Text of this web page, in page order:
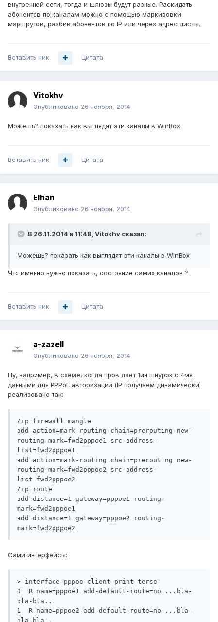
внутренней сети, тогда и шлюзы будут разные. Раскидать
абонентов по каналам можно с помощью маркировки
маршрутов, разбив абонентов по IP или через адрес листы.
Вставить ник Цитата
Vitokhv
Опубликовано 26 ноября, 2014
Можешь? показать как выглядят эти каналы в WinBox
Вставить ник Цитата
Elhan
Опубликовано 26 ноября, 2014
В 26.11.2014 в 11:48, Vitokhv сказал:
Можешь? показать как выглядят эти каналы в WinBox
Что именно нужно показать, состояние самих каналов ?
Вставить ник Цитата
a-zazell
Опубликовано 26 ноября, 2014
Ну, например, в схеме, когда пров дает 1ин шнурок с 4мя
данными для PPPoE авторизации (IP получаем динамически)
реализовано так:
/ip firewall mangle
add action=mark-routing chain=prerouting new-
routing-mark=fwd2pppoe1 src-address-
list=fwd2pppoe1
add action=mark-routing chain=prerouting new-
routing-mark=fwd2pppoe2 src-address-
list=fwd2pppoe2
/ip route
add distance=1 gateway=pppoe1 routing-
mark=fwd2pppoe1
add distance=1 gateway=pppoe2 routing-
Сами интерфейсы:
> interface pppoe-client print terse
0  R name=pppoe1 add-default-route=no ...bla-
bla-bla...
1  R name=pppoe2 add-default-route=no ...bla-